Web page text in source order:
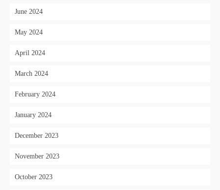
June 2024
May 2024
April 2024
March 2024
February 2024
January 2024
December 2023
November 2023
October 2023